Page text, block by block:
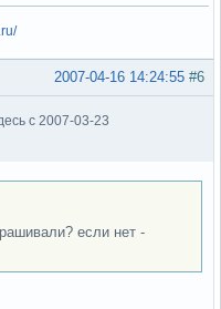
#6
2007-04-16 14:24:55
с 2007-03-23
если нет -